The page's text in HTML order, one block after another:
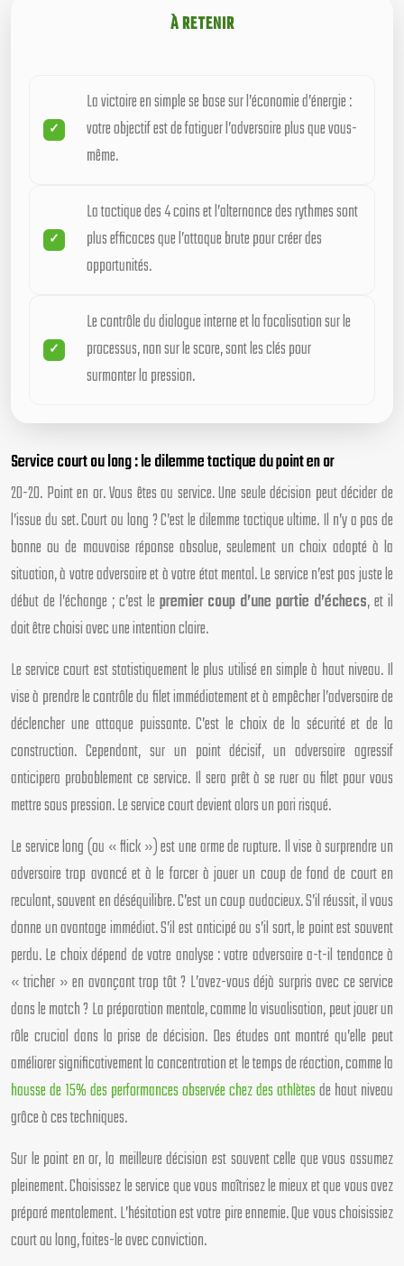
À RETENIR
La victoire en simple se base sur l’économie d’énergie :
votre objectif est de fatiguer l’adversaire plus que vous-
même.
La tactique des 4 coins et l’alternance des rythmes sont
plus efficaces que l’attaque brute pour créer des
opportunités.
Le contrôle du dialogue interne et la focalisation sur le
processus, non sur le score, sont les clés pour
surmonter la pression.
Service court ou long : le dilemme tactique du point en or
20-20. Point en or. Vous êtes au service. Une seule décision peut décider de
l’issue du set. Court ou long ? C’est le dilemme tactique ultime. Il n’y a pas de
bonne ou de mauvaise réponse absolue, seulement un choix adapté à la
situation, à votre adversaire et à votre état mental. Le service n’est pas juste le
début de l’échange ; c’est lepremier coup d’une partie d’échecs, et il
doit être choisi avec une intention claire.
Le service court est statistiquement le plus utilisé en simple à haut niveau. Il
vise à prendre le contrôle du filet immédiatement et à empêcher l’adversaire de
déclencher une attaque puissante. C’est le choix de la sécurité et de la
construction. Cependant, sur un point décisif, un adversaire agressif
anticipera probablement ce service. Il sera prêt à se ruer au filet pour vous
mettre sous pression. Le service court devient alors un pari risqué.
Le service long (ou « flick ») est une arme de rupture. Il vise à surprendre un
adversaire trop avancé et à le forcer à jouer un coup de fond de court en
reculant, souvent en déséquilibre. C’est un coup audacieux. S’il réussit, il vous
donne un avantage immédiat. S’il est anticipé ou s’il sort, le point est souvent
perdu. Le choix dépend de votre analyse : votre adversaire a-t-il tendance à
« tricher » en avançant trop tôt ? L’avez-vous déjà surpris avec ce service
dans le match ? La préparation mentale, comme la visualisation, peut jouer un
rôle crucial dans la prise de décision. Des études ont montré qu’elle peut
améliorer significativement la concentration et le temps de réaction, comme la
hausse de 15% des performances observée chez des athlètesde haut niveau
grâce à ces techniques.
Sur le point en or, la meilleure décision est souvent celle que vous assumez
pleinement. Choisissez le service que vous maîtrisez le mieux et que vous avez
préparé mentalement. L’hésitation est votre pire ennemie. Que vous choisissiez
court ou long, faites-le avec conviction.